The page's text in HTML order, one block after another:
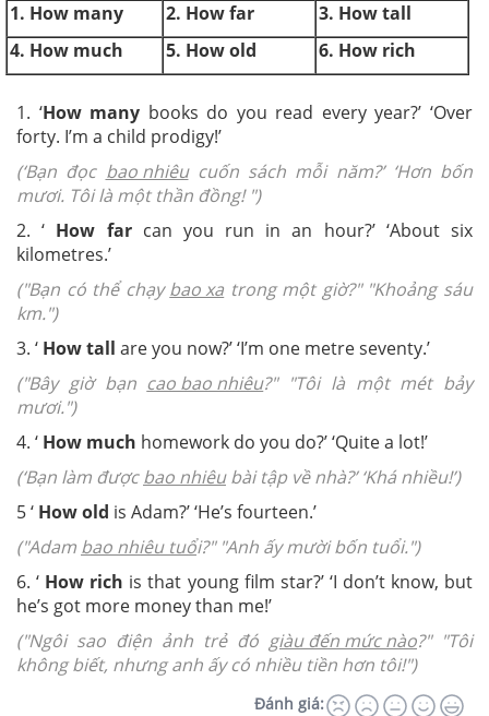
1. How many
2. How far
3. How tall
4. How much
5. How old 6. How rich
1. ‘How many books do you read every year?’ ‘Over
forty. I’m a child prodigy!’
(‘Bạn đọc bao nhiêucuốn sách mỗi năm?’ ‘Hơn bốn
mươi. Tôi là một thần đồng! ")
2.‘ How farcan you run in an hour?’ ‘About six
kilometres.’
("Bạn có thể chạybao xa trong một giờ?" "Khoảng sáu
km.")
3. ‘ How tall are you now?’ ‘I’m one metre seventy.’
("Bây giờ bạn cao bao nhiêu?" "Tôi là một mét bảy
mươi.")
4. ‘ How much homework do you do?’ ‘Quite a lot!’
(‘Bạn làm đượcbao nhiêubài tập về nhà?’ ‘Khá nhiều!’)
5‘ How old is Adam?’ ‘He’s fourteen.’
("Adam bao nhiêu tuổi?" "Anh ấy mười bốn tuổi.")
6.‘ How rich is that young film star?’ ‘I don’t know, but
he’s got more money than me!’
("Ngôi sao điện ảnh trẻ đó giàu đến mức nào?" "Tôi
không biết, nhưng anh ấy có nhiều tiền hơn tôi!")
Đánh giá: